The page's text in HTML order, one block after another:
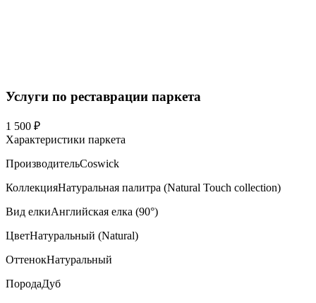
Услуги по реставрации паркета
1 500 ₽
Характеристики паркета
ПроизводительCoswick
КоллекцияНатуральная палитра (Natural Touch collection)
Вид елкиАнглийская елка (90°)
ЦветНатуральный (Natural)
ОттенокНатуральный
ПородаДуб